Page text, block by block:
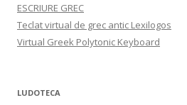
ESCRIURE GREC
Teclat virtual de grec antic Lexilogos
Virtual Greek Polytonic Keyboard
LUDOTECA